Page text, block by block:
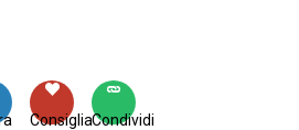
Condividi
Consiglia